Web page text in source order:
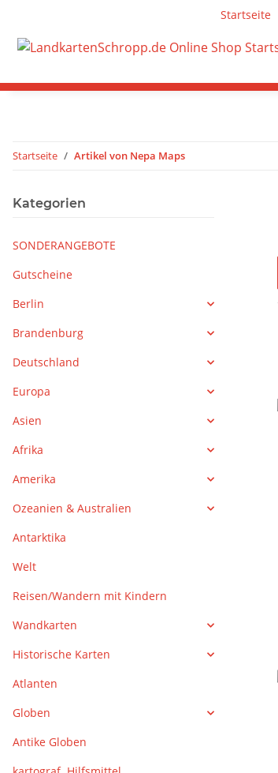
Startseite
Startseite Artikel von Nepa Maps
Kategorien
SONDERANGEBOTE
Gutscheine
Berlin
Brandenburg
Deutschland
Europa
Asien
Afrika
Amerika
Ozeanien & Australien
Antarktika
Welt
Reisen/Wandern mit Kindern
Wandkarten
Historische Karten
Atlanten
Globen
Antike Globen